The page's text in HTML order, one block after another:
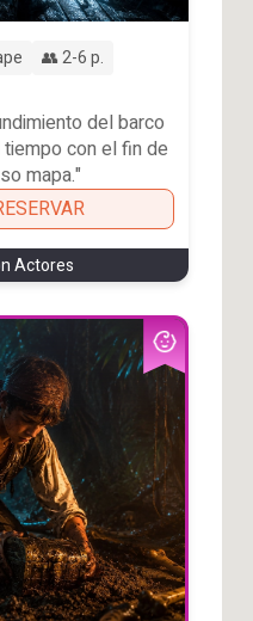
👥 2-6 p.
del barco
con el fin de
mapa."
Actores